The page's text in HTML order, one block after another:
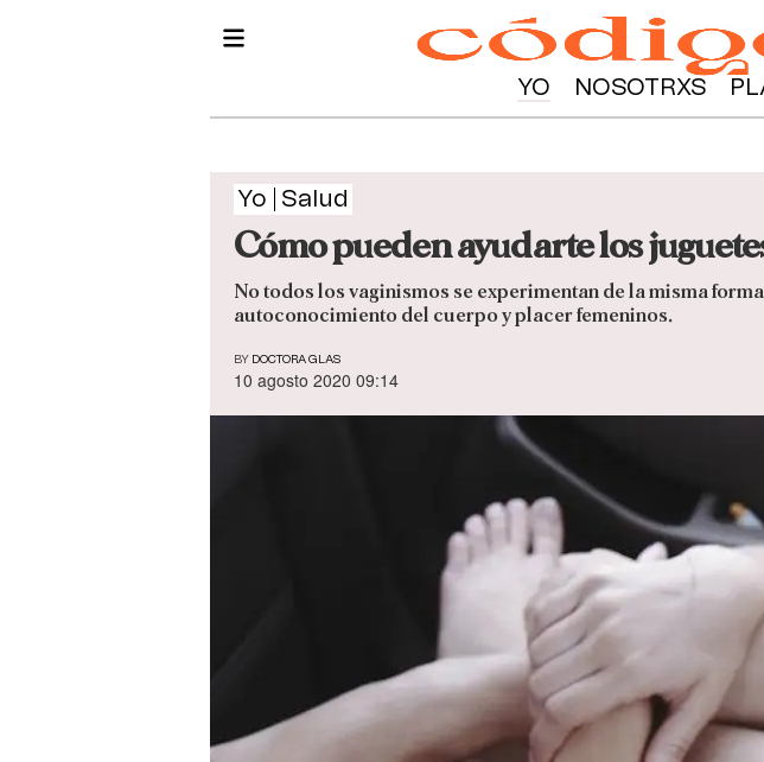
YO NOSOTRXS
Yo Salud
Cómo pueden ayudarte los
No todos los vaginismos se experimentan de la misma
autoconocimiento del cuerpo y placer femeninos.
BY DOCTORA GLAS
10 agosto 2020 09:14